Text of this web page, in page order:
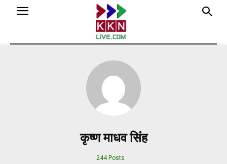
कृष्ण माधव सि‍ंंह
244 Posts